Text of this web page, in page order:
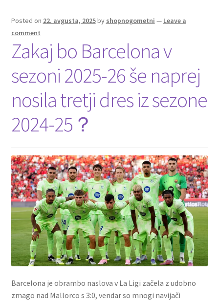
Posted on 22. avgusta, 2025by shopnogometni — Leave a
comment
Zakaj bo Barcelona v
sezoni 2025-26 še naprej
nosila tretji dres iz sezone
2024-25？
Barcelona je obrambo naslova v La Ligi začela z udobno
zmago nad Mallorco s 3:0, vendar so mnogi navijači